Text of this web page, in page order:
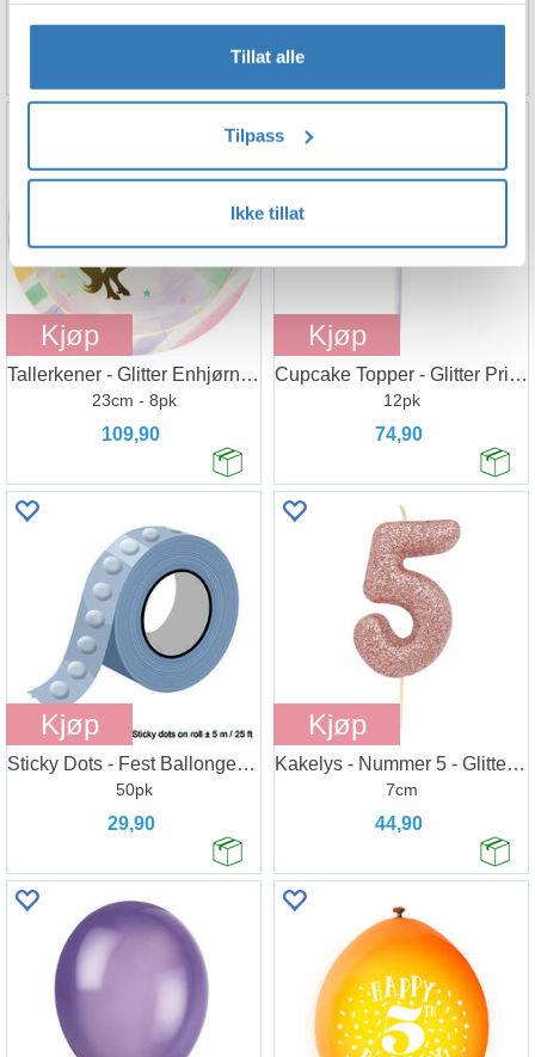
Tillat alle
Tilpass
Ikke tillat
6 Plastikk Godteposer 33x33cm - 20pk
Kjøp
Tallerkener - Glitter Enhjørning
23cm - 8pk
109,90
Kjøp
Cupcake Topper - Glitter Prinsessekrone
12pk
74,90
Kjøp
Sticky Dots - Fest Ballonger Overalt
50pk
29,90
Kjøp
Kakelys - Nummer 5 - Glitter Rosegull
7cm
44,90